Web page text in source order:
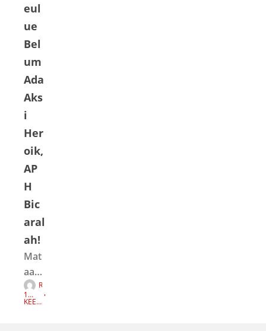
eul
ue
Bel
um
Ada
Aks
i
Her
oik,
AP
H
Bic
aral
ah!
Mat
aace
h.co
m,
R
A
1
TAH
KEEP